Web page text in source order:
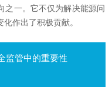
之一。它不仅为解决能源问
作出了积极贡献。
监管中的重要性